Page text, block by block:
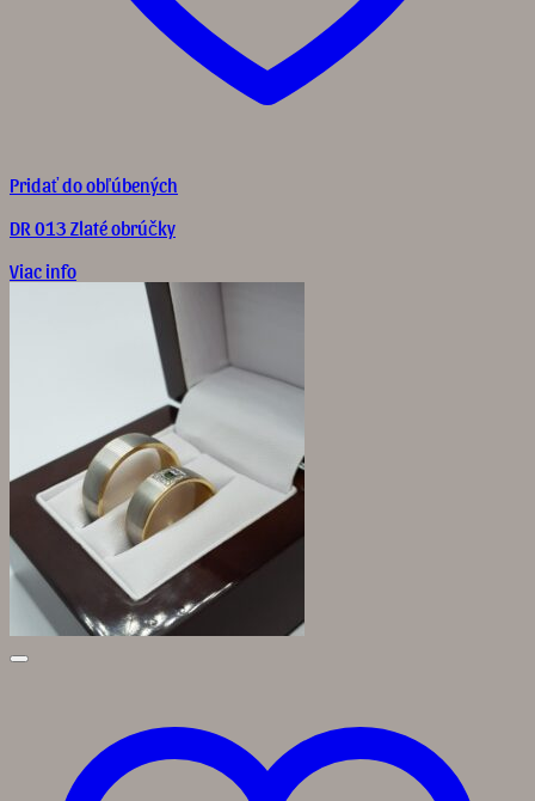
Pridať do obľúbených
DR 013 Zlaté obrúčky
Viac info